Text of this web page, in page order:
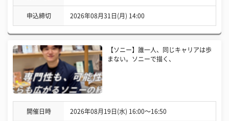
申込締切 2026年08月31日(月) 14:00
【ソニー】誰一人、同じキャリアは歩
まない。ソニーで描く、
開催日時 2026年08月19日(水) 16:00〜16:50